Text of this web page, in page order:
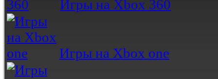
Игры на Xbox 360
Игры на Xbox one